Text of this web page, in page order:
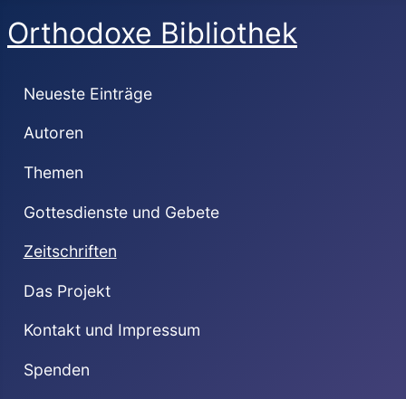
Orthodoxe Bibliothek
Neueste Einträge
Autoren
Themen
Gottesdienste und Gebete
Zeitschriften
Das Projekt
Kontakt und Impressum
Spenden